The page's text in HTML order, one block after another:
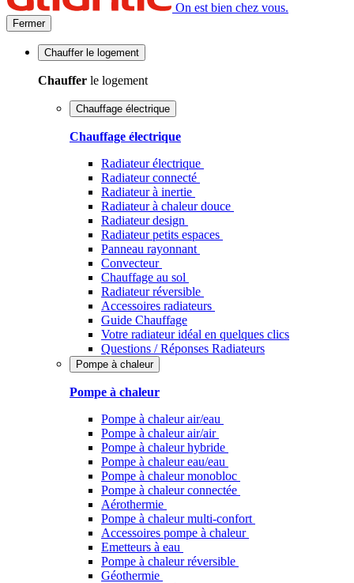
On est bien chez vous.
Fermer
Chauffer le logement
Chauffer le logement
Chauffage électrique
Chauffage électrique
Radiateur électrique
Radiateur connecté
Radiateur à inertie
Radiateur à chaleur douce
Radiateur design
Radiateur petits espaces
Panneau rayonnant
Convecteur
Chauffage au sol
Radiateur réversible
Accessoires radiateurs
Guide Chauffage
Votre radiateur idéal en quelques clics
Questions / Réponses Radiateurs
Pompe à chaleur
Pompe à chaleur
Pompe à chaleur air/eau
Pompe à chaleur air/air
Pompe à chaleur hybride
Pompe à chaleur​ eau/eau
Pompe à chaleur monobloc
Pompe à chaleur connectée
Aérothermie
Pompe à chaleur multi-confort
Accessoires pompe à chaleur
Emetteurs à eau
Pompe à chaleur réversible
Géothermie